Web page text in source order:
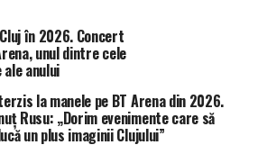
în 2026. Concert
unul dintre cele
anului
la manele pe BT Arena din 2026.
Rusu: „Dorim evenimente care să
un plus imaginii Clujului”